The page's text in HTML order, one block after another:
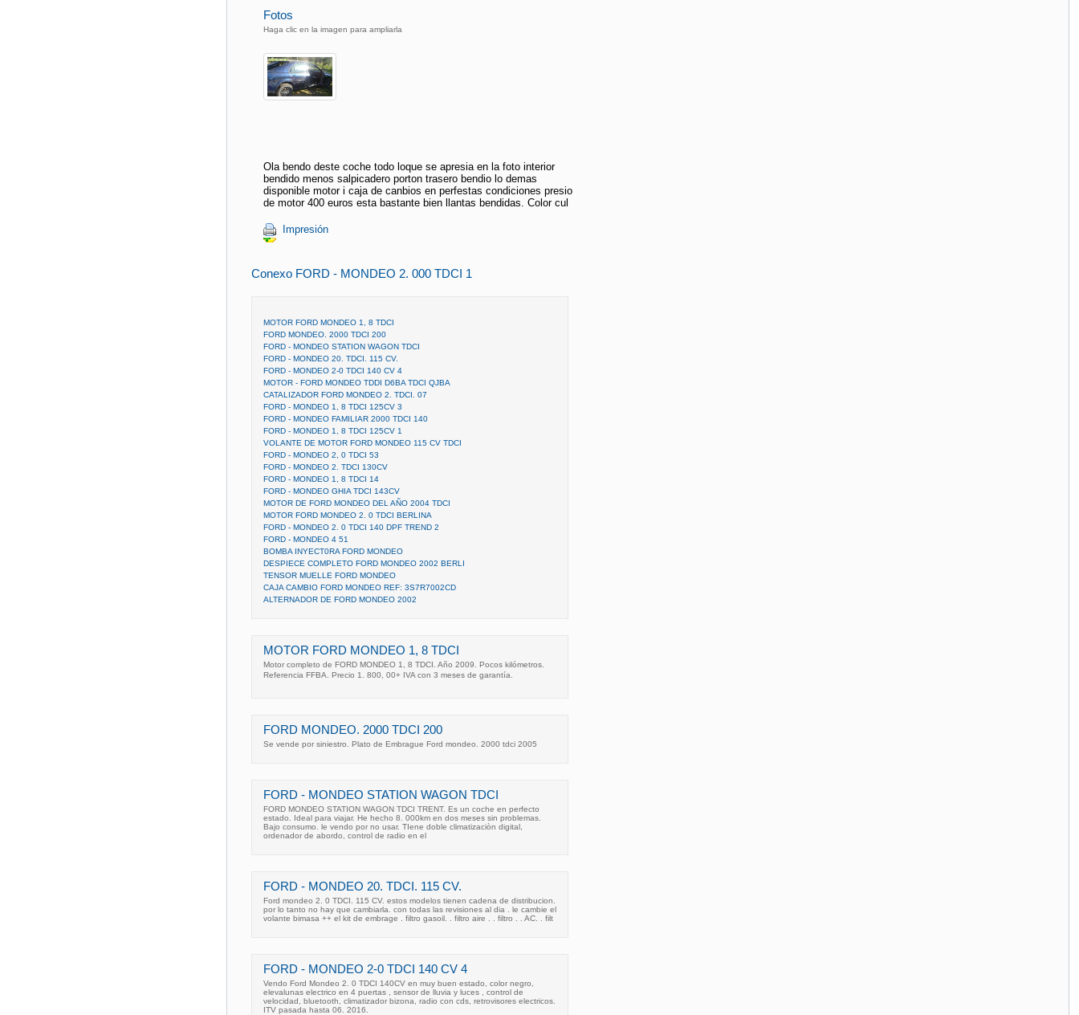
Fotos
Haga clic en la imagen para ampliarla
Ola bendo deste coche todo loque se apresia en la foto interior
bendido menos salpicadero porton trasero bendio lo demas
disponible motor i caja de canbios en perfestas condiciones presio
de motor 400 euros esta bastante bien llantas bendidas. Color cul
Impresión
Conexo FORD - MONDEO 2. 000 TDCI 1
MOTOR FORD MONDEO 1, 8 TDCI
FORD MONDEO. 2000 TDCI 200
FORD - MONDEO STATION WAGON TDCI
FORD - MONDEO 20. TDCI. 115 CV.
FORD - MONDEO 2-0 TDCI 140 CV 4
MOTOR - FORD MONDEO TDDI D6BA TDCI QJBA
CATALIZADOR FORD MONDEO 2. TDCI. 07
FORD - MONDEO 1, 8 TDCI 125CV 3
FORD - MONDEO FAMILIAR 2000 TDCI 140
FORD - MONDEO 1, 8 TDCI 125CV 1
VOLANTE DE MOTOR FORD MONDEO 115 CV TDCI
FORD - MONDEO 2, 0 TDCI 53
FORD - MONDEO 2. TDCI 130CV
FORD - MONDEO 1, 8 TDCI 14
FORD - MONDEO GHIA TDCI 143CV
MOTOR DE FORD MONDEO DEL AÑO 2004 TDCI
MOTOR FORD MONDEO 2. 0 TDCI BERLINA
FORD - MONDEO 2. 0 TDCI 140 DPF TREND 2
FORD - MONDEO 4 51
BOMBA INYECT0RA FORD MONDEO
DESPIECE COMPLETO FORD MONDEO 2002 BERLI
TENSOR MUELLE FORD MONDEO
CAJA CAMBIO FORD MONDEO REF: 3S7R7002CD
ALTERNADOR DE FORD MONDEO 2002
MOTOR FORD MONDEO 1, 8 TDCI
Motor completo de FORD MONDEO 1, 8 TDCI. Año 2009. Pocos kilómetros.
Referencia FFBA. Precio 1. 800, 00+ IVA con 3 meses de garantía.
FORD MONDEO. 2000 TDCI 200
Se vende por siniestro. Plato de Embrague Ford mondeo. 2000 tdci 2005
FORD - MONDEO STATION WAGON TDCI
FORD MONDEO STATION WAGON TDCI TRENT. Es un coche en perfecto
estado. Ideal para viajar. He hecho 8. 000km en dos meses sin problemas.
Bajo consumo. le vendo por no usar. TIene doble climatizaciòn digital,
ordenador de abordo, control de radio en el
FORD - MONDEO 20. TDCI. 115 CV.
Ford mondeo 2. 0 TDCI. 115 CV. estos modelos tienen cadena de distribucion.
por lo tanto no hay que cambiarla. con todas las revisiones al dia . le cambie el
volante bimasa ++ el kit de embrage . filtro gasoil. . filtro aire . . filtro . . AC. . filt
FORD - MONDEO 2-0 TDCI 140 CV 4
Vendo Ford Mondeo 2. 0 TDCI 140CV en muy buen estado, color negro,
elevalunas electrico en 4 puertas , sensor de lluvia y luces , control de
velocidad, bluetooth, climatizador bizona, radio con cds, retrovisores electricos.
ITV pasada hasta 06. 2016.